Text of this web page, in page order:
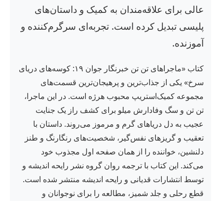
عالی برای علاقه‌مندان به کمیک و داستان‌های
پلیسی تبدیل کرده است. تجربه‌ای سرگرم‌کننده و
آموزنده.
کتاب «ماجراهای تن تن خبرنگار جوان ۱۹: کوسه‌های دریای
سرخ» یکی از جذاب‌ترین و پرهیجان‌ترین قسمت‌های
مجموعه کمیک‌استریپ محبوب هرژه است. در این ماجرا،
تن تن و سگ وفادارش میلو برای کشف راز یک جنایت
عجیب به دل دریاهای گرم و مرموز می‌روند. داستان با
تعقیب و گریزهای نفس‌گیر، شخصیت‌های رنگارنگ و طنز
دلنشین، خواننده را از همان صفحه اول مجذوب خود
می‌کند. این کتاب با ترجمه روان گروه نشر رایحه اندیشه و
توسط انتشارات قدیانی و رایحه اندیشه منتشر شده است.
قطع رحلی و جلد شمیز، مطالعه را برای نوجوانان و